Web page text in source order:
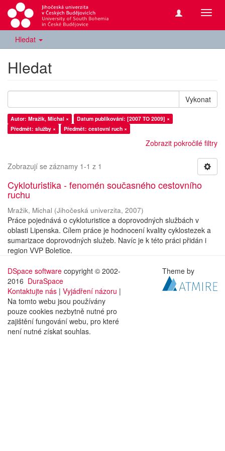
Hledat
Hledat
Vykonat
Autor: Mražik, Michal ×
Datum publikování: [2007 TO 2009] ×
Předmět: služby ×
Předmět: cestovní ruch ×
Zobrazit pokročilé filtry
Zobrazují se záznamy 1-1 z 1
Cykloturistika - fenomén současného cestovního
ruchu
Mražik, Michal (Jihočeská univerzita, 2007)
Práce pojednává o cykloturistice a doprovodných službách v
oblasti Lipenska. Cílem práce je hodnocení kvality cyklostezek a
sumarizace doprovodných služeb. Navíc je k této práci přidán i
region VVP Boletice.
DSpace software copyright © 2002-
2016 DuraSpace
Kontaktujte nás | Vyjádření názoru |
Na tomto webu jsou používány
pouze cookies nezbytně nutné pro
zajištění fungování webu, pro které
není nutné získat souhlas.
Theme by